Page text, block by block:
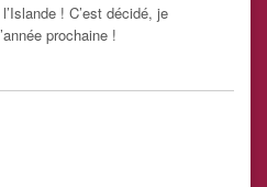
! C’est décidé, je
prochaine !